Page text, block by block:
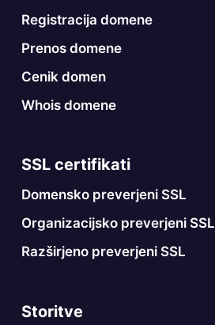
Registracija domene
Prenos domene
Cenik domen
Whois domene
SSL certifikati
Domensko preverjeni SSL
Organizacijsko preverjeni SSL
Razširjeno preverjeni SSL
Storitve